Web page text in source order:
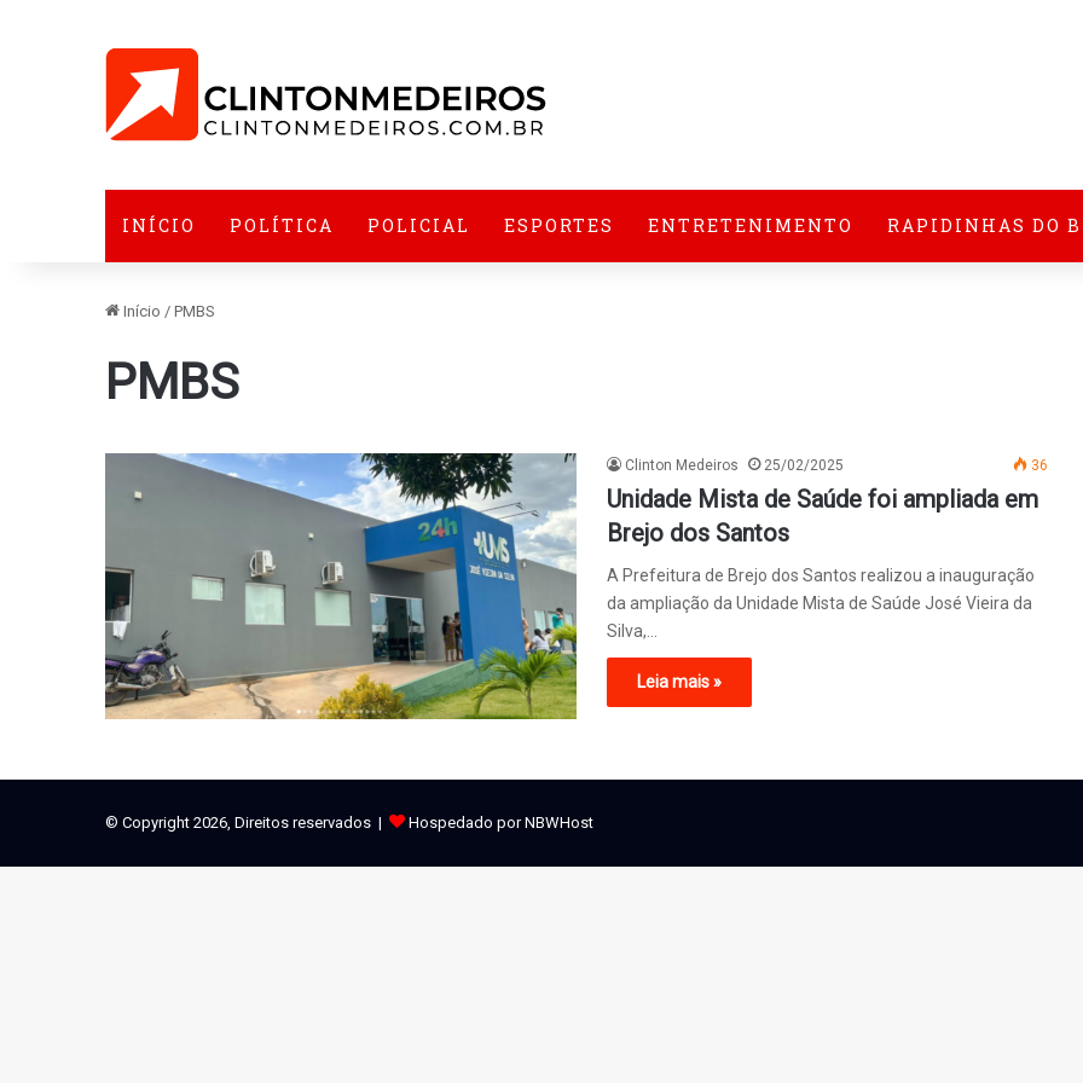
INÍCIO POLÍTICA POLICIAL ESPORTES ENTRETENIMENTO RAPIDINHAS DO
Início / PMBS
PMBS
Clinton Medeiros 25/02/2025 36
Unidade Mista de Saúde foi ampliada em
Brejo dos Santos
A Prefeitura de Brejo dos Santos realizou a inauguração
da ampliação da Unidade Mista de Saúde José Vieira da
Silva,…
Leia mais »
© Copyright 2026, Direitos reservados | Hospedado por NBWHost